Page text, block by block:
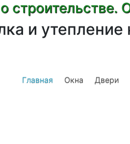
строительстве.
и утепление
Главная Окна Двери